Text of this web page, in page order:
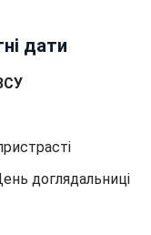
дати
доглядальниці